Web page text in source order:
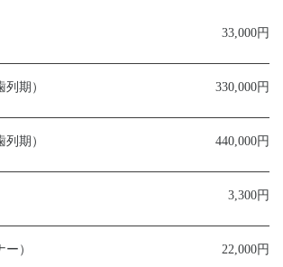
33,000円
期） 330,000円
期） 440,000円
3,300円
） 22,000円